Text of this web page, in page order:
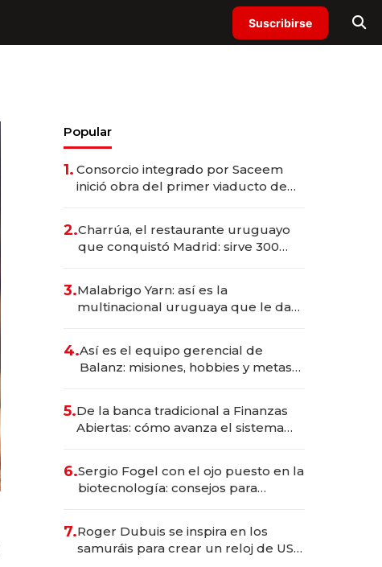
Suscribirse
Popular
1. Consorcio integrado por Saceem
inició obra del primer viaducto de
millones
2.Charrúa, el restaurante uruguayo
que conquistó Madrid: sirve 300
prepara apertura
3.Malabrigo Yarn: así es la
multinacional uruguaya que le da
4.Así es el equipo gerencial de
Balanz: misiones, hobbies y metas
5.De la banca tradicional a Finanzas
Abiertas: cómo avanza el sistema
6.Sergio Fogel con el ojo puesto en la
biotecnología: consejos para
7.Roger Dubuis se inspira en los
samuráis para crear un reloj de US$